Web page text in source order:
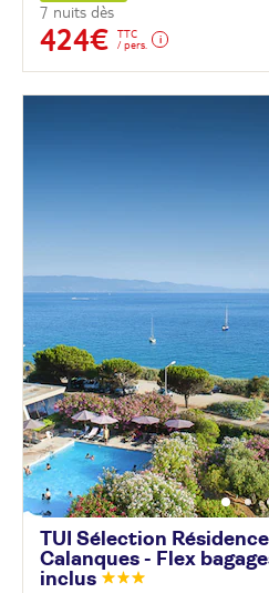
7 nuits dès
424€
TTC
/ pers.
TUI Sélection
Calanques - Flex
inclus